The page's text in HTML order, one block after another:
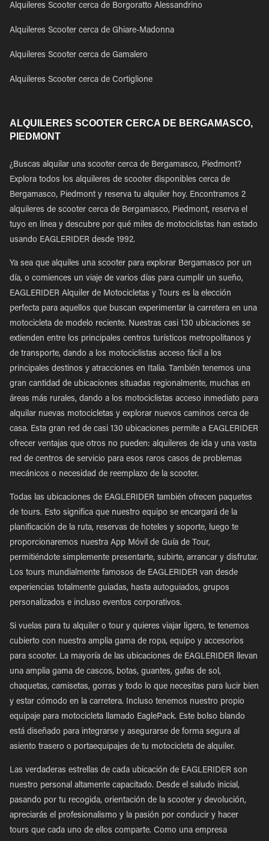
Alquileres Scooter cerca de Borgoratto Alessandrino
Alquileres Scooter cerca de Ghiare-Madonna
Alquileres Scooter cerca de Gamalero
Alquileres Scooter cerca de Cortiglione
ALQUILERES SCOOTER CERCA DE BERGAMASCO,
PIEDMONT
¿Buscas alquilar una scooter cerca de Bergamasco, Piedmont?
Explora todos los alquileres de scooter disponibles cerca de
Bergamasco, Piedmont y reserva tu alquiler hoy. Encontramos 2
alquileres de scooter cerca de Bergamasco, Piedmont, reserva el
tuyo en línea y descubre por qué miles de motociclistas han estado
usando EAGLERIDER desde 1992.
Ya sea que alquiles una scooter para explorar Bergamasco por un
día, o comiences un viaje de varios días para cumplir un sueño,
EAGLERIDER Alquiler de Motocicletas y Tours es la elección
perfecta para aquellos que buscan experimentar la carretera en una
motocicleta de modelo reciente. Nuestras casi 130 ubicaciones se
extienden entre los principales centros turísticos metropolitanos y
de transporte, dando a los motociclistas acceso fácil a los
principales destinos y atracciones en Italia. También tenemos una
gran cantidad de ubicaciones situadas regionalmente, muchas en
áreas más rurales, dando a los motociclistas acceso inmediato para
alquilar nuevas motocicletas y explorar nuevos caminos cerca de
casa. Esta gran red de casi 130 ubicaciones permite a EAGLERIDER
ofrecer ventajas que otros no pueden: alquileres de ida y una vasta
red de centros de servicio para esos raros casos de problemas
mecánicos o necesidad de reemplazo de la scooter.
Todas las ubicaciones de EAGLERIDER también ofrecen paquetes
de tours. Esto significa que nuestro equipo se encargará de la
planificación de la ruta, reservas de hoteles y soporte, luego te
proporcionaremos nuestra App Móvil de Guía de Tour,
permitiéndote simplemente presentarte, subirte, arrancar y disfrutar.
Los tours mundialmente famosos de EAGLERIDER van desde
experiencias totalmente guiadas, hasta autoguiados, grupos
personalizados e incluso eventos corporativos.
Si vuelas para tu alquiler o tour y quieres viajar ligero, te tenemos
cubierto con nuestra amplia gama de ropa, equipo y accesorios
para scooter. La mayoría de las ubicaciones de EAGLERIDER llevan
una amplia gama de cascos, botas, guantes, gafas de sol,
chaquetas, camisetas, gorras y todo lo que necesitas para lucir bien
y estar cómodo en la carretera. Incluso tenemos nuestro propio
equipaje para motocicleta llamado EaglePack. Este bolso blando
está diseñado para integrarse y asegurarse de forma segura al
asiento trasero o portaequipajes de tu motocicleta de alquiler.
Las verdaderas estrellas de cada ubicación de EAGLERIDER son
nuestro personal altamente capacitado. Desde el saludo inicial,
pasando por tu recogida, orientación de la scooter y devolución,
apreciarás el profesionalismo y la pasión por conducir y hacer
tours que cada uno de ellos comparte. Como una empresa